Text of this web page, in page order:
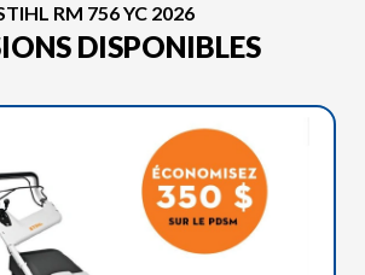
RM 756 YC 2026
DISPONIBLES